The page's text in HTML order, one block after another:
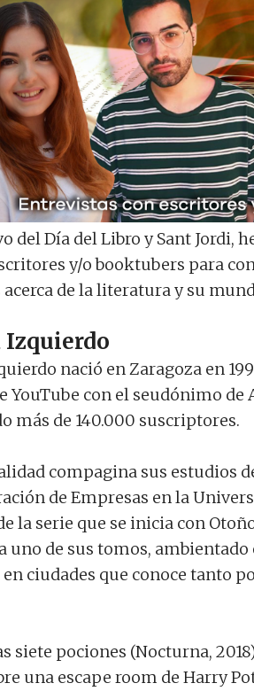
del Día del Libro y Sant Jordi,
y/o booktubers para
de la literatura y su
Izquierdo
nació en Zaragoza en
YouTube con el seudónimo de
más de 140.000 suscriptores.
compagina sus estudios
de Empresas en la
la serie que se inicia con
uno de sus tomos,
ciudades que conoce tanto
siete pociones (Nocturna,
una escape room de Harry